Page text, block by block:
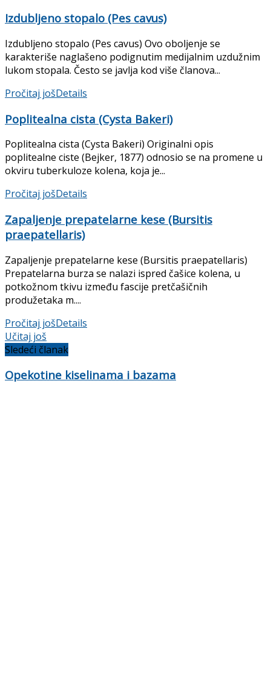
Izdubljeno stopalo (Pes cavus)
Izdubljeno stopalo (Pes cavus) Ovo oboljenje se
karakteriše naglašeno podignutim medijalnim uzdužnim
lukom stopala. Često se javlja kod više članova...
Pročitaj jošDetails
Poplitealna cista (Cysta Bakeri)
Poplitealna cista (Cysta Bakeri) Originalni opis
poplitealne ciste (Bejker, 1877) odnosio se na promene u
okviru tuberkuloze kolena, koja je...
Pročitaj jošDetails
Zapaljenje prepatelarne kese (Bursitis
praepatellaris)
Zapaljenje prepatelarne kese (Bursitis praepatellaris)
Prepatelarna burza se nalazi ispred čašice kolena, u
potkožnom tkivu između fascije pretčašičnih
produžetaka m....
Pročitaj jošDetails
Učitaj još
Sledeći članak
Opekotine kiselinama i bazama